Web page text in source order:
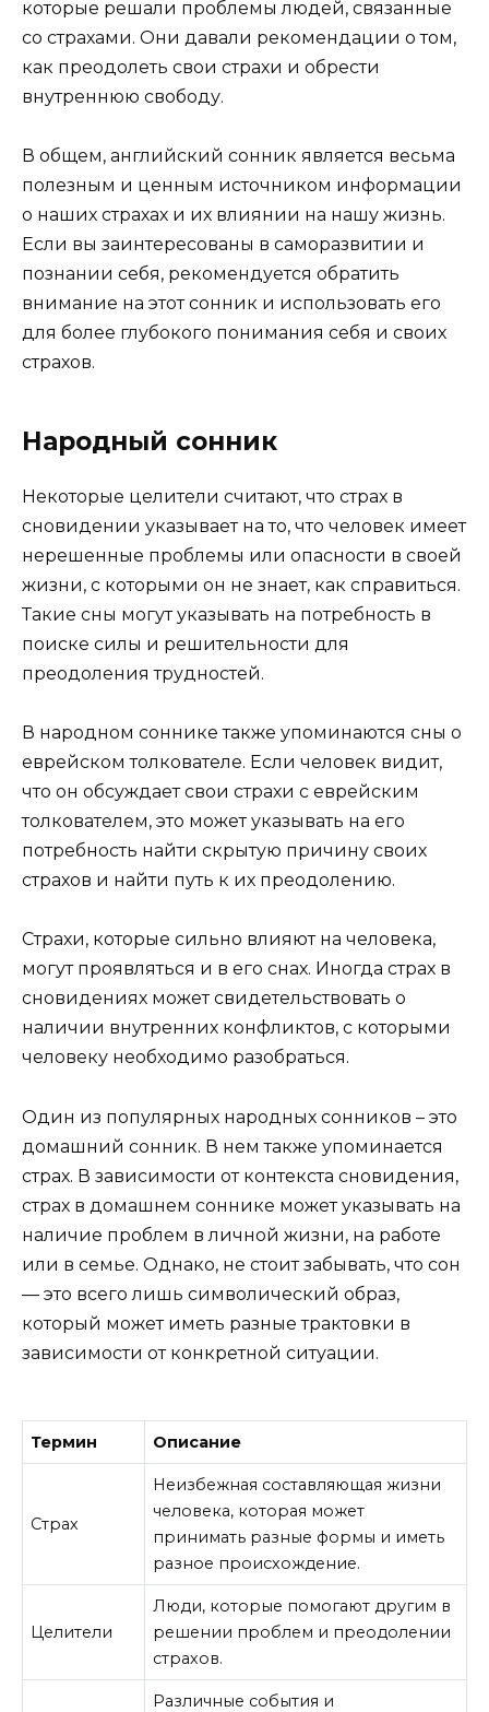
которые решали проблемы людей, связанные
со страхами. Они давали рекомендации о том,
как преодолеть свои страхи и обрести
внутреннюю свободу.
В общем, английский сонник является весьма
полезным и ценным источником информации
о наших страхах и их влиянии на нашу жизнь.
Если вы заинтересованы в саморазвитии и
познании себя, рекомендуется обратить
внимание на этот сонник и использовать его
для более глубокого понимания себя и своих
страхов.
Народный сонник
Некоторые целители считают, что страх в
сновидении указывает на то, что человек имеет
нерешенные проблемы или опасности в своей
жизни, с которыми он не знает, как справиться.
Такие сны могут указывать на потребность в
поиске силы и решительности для
преодоления трудностей.
В народном соннике также упоминаются сны о
еврейском толкователе. Если человек видит,
что он обсуждает свои страхи с еврейским
толкователем, это может указывать на его
потребность найти скрытую причину своих
страхов и найти путь к их преодолению.
Страхи, которые сильно влияют на человека,
могут проявляться и в его снах. Иногда страх в
сновидениях может свидетельствовать о
наличии внутренних конфликтов, с которыми
человеку необходимо разобраться.
Один из популярных народных сонников – это
домашний сонник. В нем также упоминается
страх. В зависимости от контекста сновидения,
страх в домашнем соннике может указывать на
наличие проблем в личной жизни, на работе
или в семье. Однако, не стоит забывать, что сон
— это всего лишь символический образ,
который может иметь разные трактовки в
зависимости от конкретной ситуации.
Термин Описание
Страх
Неизбежная составляющая жизни
человека, которая может
принимать разные формы и иметь
разное происхождение.
Целители
Люди, которые помогают другим в
решении проблем и преодолении
страхов.
Различные события и